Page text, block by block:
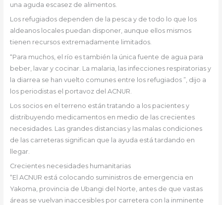
una aguda escasez de alimentos.
Los refugiados dependen de la pesca y de todo lo que los
aldeanos locales puedan disponer, aunque ellos mismos
tienen recursos extremadamente limitados.
“Para muchos, el río es también la única fuente de agua para
beber, lavar y cocinar. La malaria, las infecciones respiratorias y
la diarrea se han vuelto comunes entre los refugiados ”, dijo a
los periodistas el portavoz del ACNUR.
Los socios en el terreno están tratando a los pacientes y
distribuyendo medicamentos en medio de las crecientes
necesidades. Las grandes distancias y las malas condiciones
de las carreteras significan que la ayuda está tardando en
llegar.
Crecientes necesidades humanitarias
“El ACNUR está colocando suministros de emergencia en
Yakoma, provincia de Ubangi del Norte, antes de que vastas
áreas se vuelvan inaccesibles por carretera con la inminente